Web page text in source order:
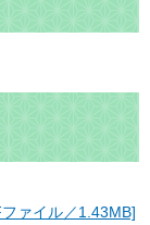
ァイル／1.43MB]